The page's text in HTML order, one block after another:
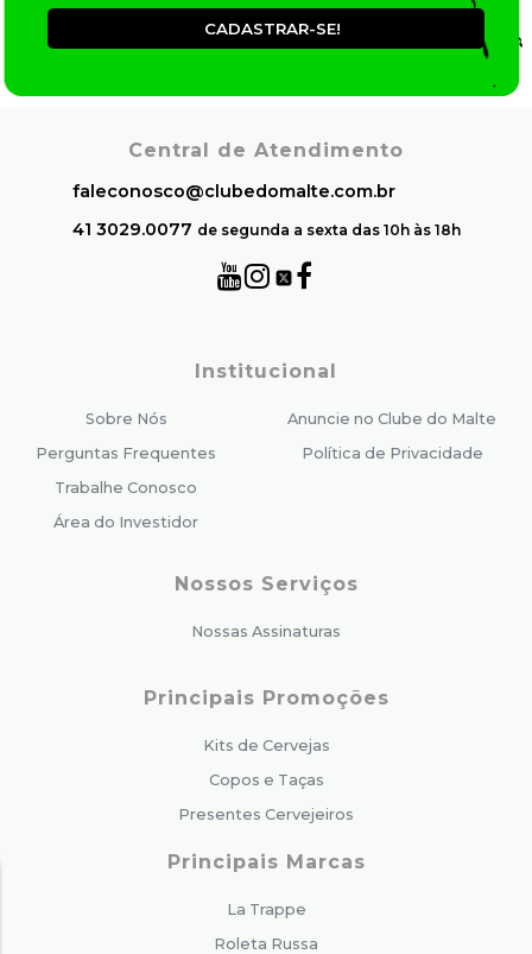
CADASTRAR-SE!
Central de Atendimento
faleconosco@clubedomalte.com.br
41 3029.0077 de segunda a sexta das 10h às 18h
Institucional
Sobre Nós
Perguntas Frequentes
Trabalhe Conosco
Área do Investidor
Anuncie no Clube do Malte
Política de Privacidade
Nossos Serviços
Nossas Assinaturas
Principais Promoções
Kits de Cervejas
Copos e Taças
Presentes Cervejeiros
Principais Marcas
La Trappe
Roleta Russa